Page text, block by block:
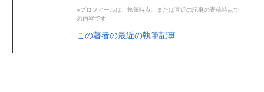
※プロフィールは、執筆時点、または直近の記事の寄稿時点で
の内容です
この著者の最近の執筆記事